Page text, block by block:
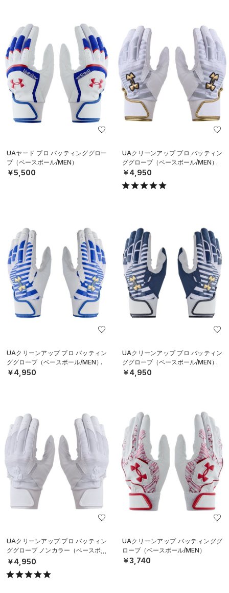
UAヤード プロ バッティンググロー
ブ（ベースボール/MEN）
￥5,500
UAクリーンアップ プロ バッティン
ググローブ（ベースボール/MEN）
￥4,950
UAクリーンアップ プロ バッティン
ググローブ（ベースボール/MEN）
￥4,950
UAクリーンアップ プロ バッティン
ググローブ（ベースボール/MEN）
￥4,950
UAクリーンアップ プロ バッティン
ググローブ ノンカラー（ベースボー
ル/MEN）
￥4,950
UAクリーンアップ バッティンググ
ローブ（ベースボール/MEN）
￥3,740